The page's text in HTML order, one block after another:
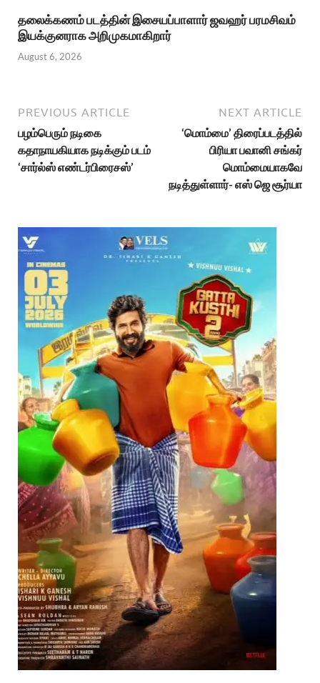
தலைக்கணம் படத்தின் இசையப்பாளார் ஜவஹர் பரமசிவம்
இயக்குனராக அறிமுகமாகிறார்
August 6, 2026
PREVIOUS ARTICLE
பழம்பெரும் நடிகை
கதாநாயகியாக நடிக்கும் படம்
‘சார்ல்ஸ் எண்டர்பிரைசஸ்’
NEXT ARTICLE
‘மொம்மை’ திரைப்படத்தில்
பிரியா பவானி சங்கர்
மொம்மையாகவே
நடித்துள்ளார்- எஸ் ஜெ சூர்யா